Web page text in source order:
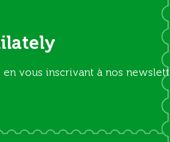
vous inscrivant à nos